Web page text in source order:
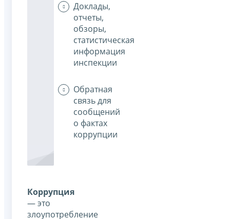
Доклады,
отчеты,
обзоры,
статистическая
информация
инспекции
Обратная
связь для
сообщений
о фактах
коррупции
Коррупция
— это
злоупотребление